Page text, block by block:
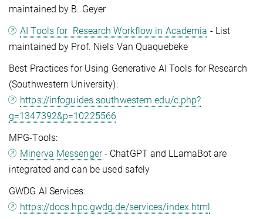
maintained by B. Geyer
AI Tools for Research Workflow in Academia - List
maintained by Prof. Niels Van Quaquebeke
Best Practices for Using Generative AI Tools for Research
(Southwestern University):
https://infoguides.southwestern.edu/c.php?
g=1347392&p=10225566
MPG-Tools:
Minerva Messenger- ChatGPT and LLamaBot are
integrated and can be used safely
GWDG AI Services:
https://docs.hpc.gwdg.de/services/index.html